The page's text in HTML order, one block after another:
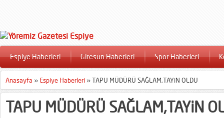
Espiye Haberleri Giresun Haberleri Spor Haberleri
Anasayfa » Espiye Haberleri »TAPU MÜDÜRÜ SAĞLAM,TAYiN OLDU
TAPU MÜDÜRÜ SAĞLAM,TAYiN